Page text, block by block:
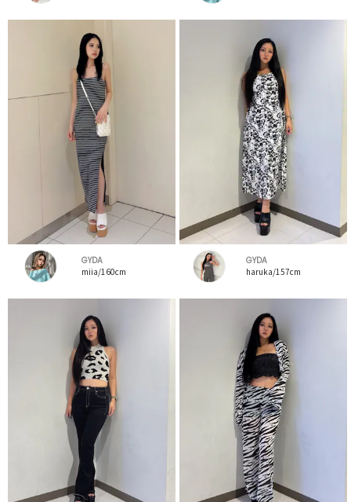
GYDA
miia/160cm
GYDA
haruka/157cm